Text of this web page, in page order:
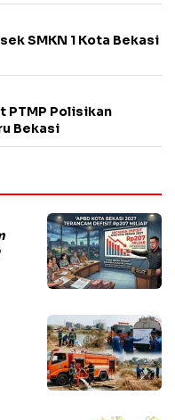
SMKN 1 Kota Bekasi
PTMP Polisikan
Bekasi